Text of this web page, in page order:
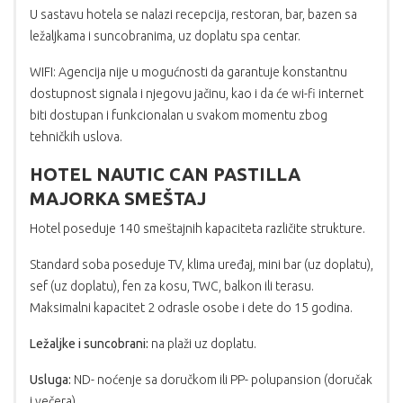
U sastavu hotela se nalazi recepcija, restoran, bar, bazen sa
ležaljkama i suncobranima, uz doplatu spa centar.
WIFI: Agencija nije u mogućnosti da garantuje konstantnu
dostupnost signala i njegovu jačinu, kao i da će wi-fi internet
biti dostupan i funkcionalan u svakom momentu zbog
tehničkih uslova.
HOTEL NAUTIC CAN PASTILLA
MAJORKA SMEŠTAJ
Hotel poseduje 140 smeštajnih kapaciteta različite strukture.
Standard soba poseduje TV, klima uređaj, mini bar (uz doplatu),
sef (uz doplatu), fen za kosu, TWC, balkon ili terasu.
Maksimalni kapacitet 2 odrasle osobe i dete do 15 godina.
Ležaljke i suncobrani: na plaži uz doplatu.
Usluga: ND- noćenje sa doručkom ili PP- polupansion (doručak